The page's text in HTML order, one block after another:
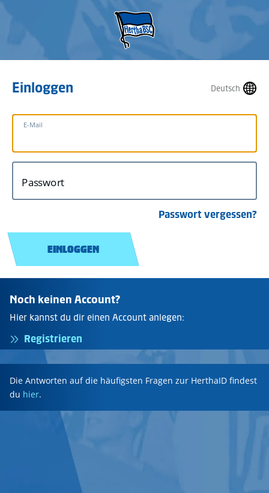
Deutsch
Einloggen
E-Mail
Passwort
Passwort vergessen?
EINLOGGEN
Noch keinen Account?
Hier kannst du dir einen Account anlegen:
Registrieren
Die Antworten auf die häufigsten Fragen zur HerthaID findest
du hier.